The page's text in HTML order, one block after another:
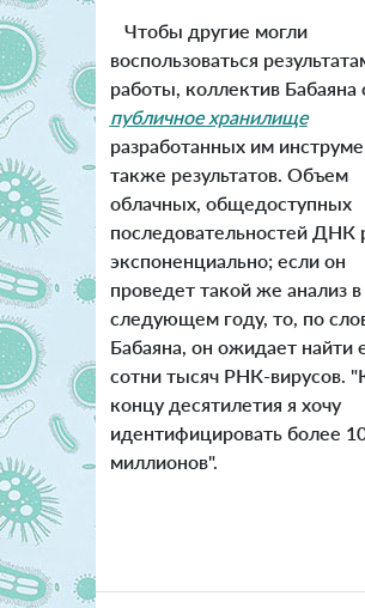
Чтобы другие могли
воспользоваться
работы, коллектив Бабаяна
публичное хранилище
разработанных им
также результатов. Объем
облачных, общедоступных
последовательностей ДНК
экспоненциально; если он
проведет такой же анализ в
следующем году, то, по
Бабаяна, он ожидает найти
сотни тысяч РНК-вирусов.
концу десятилетия я хочу
идентифицировать более
миллионов".